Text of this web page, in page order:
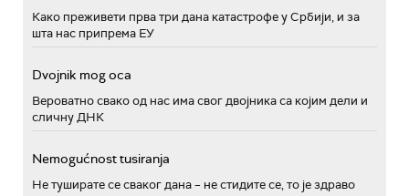
Како преживети прва три дана катастрофе у Србији, и за
шта нас припрема ЕУ
Dvojnik mog oca
Вероватно свако од нас има свог двојника са којим дели и
сличну ДНК
Nemogućnost tusiranja
Не туширате се сваког дана – не стидите се, то је здраво